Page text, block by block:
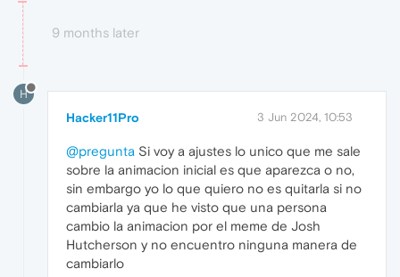
9 months later
H
Hacker11Pro 3 Jun 2024, 10:53
@pregunta Si voy a ajustes lo unico que me sale
sobre la animacion inicial es que aparezca o no,
sin embargo yo lo que quiero no es quitarla si no
cambiarla ya que he visto que una persona
cambio la animacion por el meme de Josh
Hutcherson y no encuentro ninguna manera de
cambiarlo